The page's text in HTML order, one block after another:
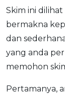
Skim ini
bermakna
dan
yang anda
memohon
Pertamanya,